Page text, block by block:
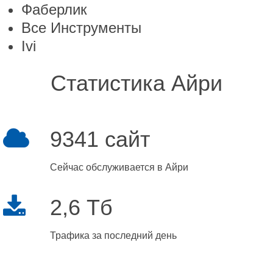
Фаберлик
Все Инструменты
Ivi
Статистика Айри
9341 сайт
Сейчас обслуживается в Айри
2,6 Тб
Трафика за последний день